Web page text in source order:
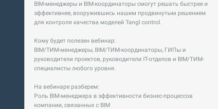
BIM-менеджеры и BIM-координаторы смогут решать быстрее и
эффективнее, вооружившись нашим продвинутым решением
для контроля качества моделей Tangl сontrol.
Кому будет полезен вебинар:
BIM/ТИМ-менеджеры, BIM/ТИМ-координаторы, ГИПы и
руководители проектов, руководители IT-отделов и BIM/ТИМ-
специалисты любого уровня.
На вебинаре разберем:
Роль BIM-менеджера в эффективности бизнес-процессов
компании, связанных с BIM